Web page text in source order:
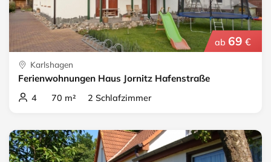
ab 69 €
Karlshagen
Ferienwohnungen Haus Jornitz Hafenstraße
4 70 m² 2 Schlafzimmer